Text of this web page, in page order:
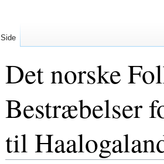
Det norske
Bestræbelser
til
Side